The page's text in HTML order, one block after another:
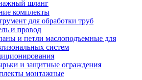
шланг
комплекты
для обработки труб
и провод
и петли маслоподъемные для
систем
и защитные ограждения
монтажные